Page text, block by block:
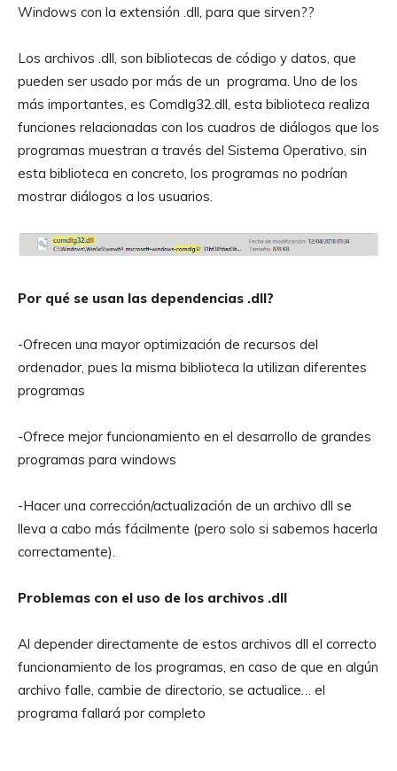
Windows con la extensión .dll, para que sirven??
Los archivos .dll, son bibliotecas de código y datos, que
pueden ser usado por más de un programa. Uno de los
más importantes, es Comdlg32.dll, esta biblioteca realiza
funciones relacionadas con los cuadros de diálogos que los
programas muestran a través del Sistema Operativo, sin
esta biblioteca en concreto, los programas no podrían
mostrar diálogos a los usuarios.
Por qué se usan las dependencias .dll?
-Ofrecen una mayor optimización de recursos del
ordenador, pues la misma biblioteca la utilizan diferentes
programas
-Ofrece mejor funcionamiento en el desarrollo de grandes
programas para windows
-Hacer una corrección/actualización de un archivo dll se
lleva a cabo más fácilmente (pero solo si sabemos hacerla
correctamente).
Problemas con el uso de los archivos .dll
Al depender directamente de estos archivos dll el correcto
funcionamiento de los programas, en caso de que en algún
archivo falle, cambie de directorio, se actualice… el
programa fallará por completo